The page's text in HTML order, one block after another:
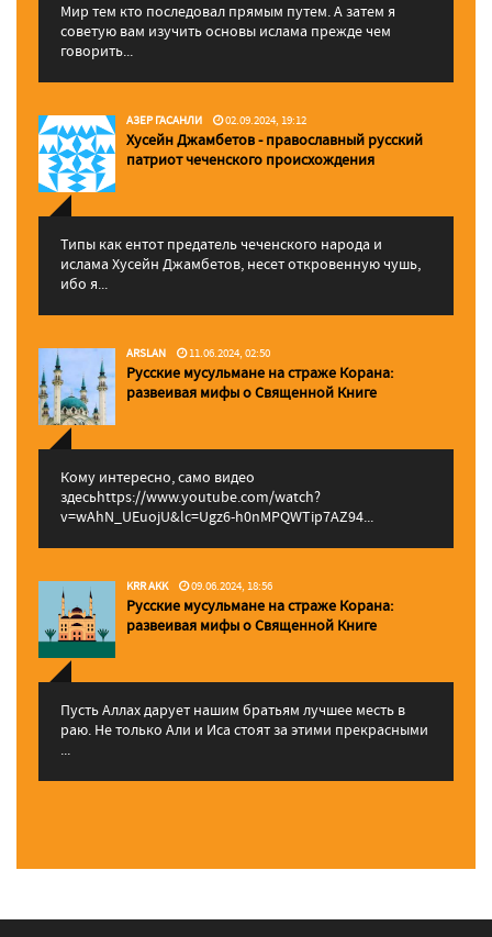
Мир тем кто последовал прямым путем. А затем я
советую вам изучить основы ислама прежде чем
говорить...
АЗЕР ГАСАНЛИ 02.09.2024, 19:12
Хусейн Джамбетов - православный русский
патриот чеченского происхождения
Типы как ентот предатель чеченского народа и
ислама Хусейн Джамбетов, несет откровенную чушь,
ибо я...
ARSLAN 11.06.2024, 02:50
Русские мусульмане на страже Корана:
pазвеивая мифы о Священной Книге
Кому интересно, само видео
здесьhttps://www.youtube.com/watch?
v=wAhN_UEuojU&lc=Ugz6-h0nMPQWTip7AZ94...
KRR AKK 09.06.2024, 18:56
Русские мусульмане на страже Корана:
pазвеивая мифы о Священной Книге
Пусть Аллах дарует нашим братьям лучшее месть в
раю. Не только Али и Иса стоят за этими прекрасными
...